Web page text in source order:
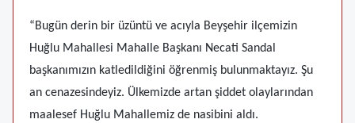
“Bugün derin bir üzüntü ve acıyla Beyşehir ilçemizin
Huğlu Mahallesi Mahalle Başkanı Necati Sandal
başkanımızın katledildiğini öğrenmiş bulunmaktayız. Şu
an cenazesindeyiz. Ülkemizde artan şiddet olaylarından
maalesef Huğlu Mahallemiz de nasibini aldı.